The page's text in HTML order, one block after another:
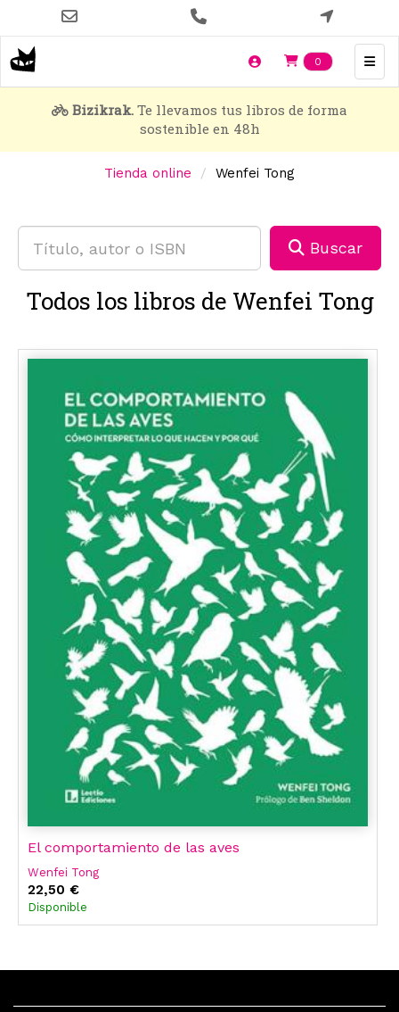
contenido
principal
0 Items en
Bizikrak. Te llevamos tus libros de forma
sostenible en 48h
Tienda online Wenfei Tong
Buscar
Todos los libros de Wenfei Tong
El comportamiento de las aves
Wenfei Tong
22,50 €
Disponible